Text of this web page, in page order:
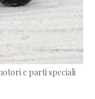
e parti speciali